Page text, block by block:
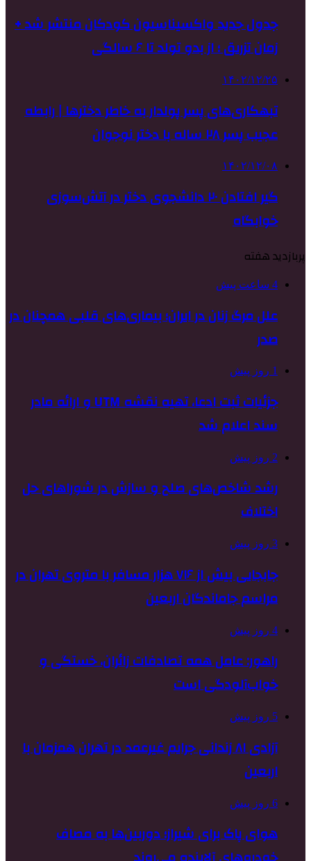
جدول جدید واکسیناسیون کودکان منتشر شد +
زمان تزریق ؛ از بدو تولد تا ۶ سالگی
۱۴۰۲/۱۲/۲۵
تبهکاری‌های پسر پولدار به خاطر دخترها | رابطه
عجیب پسر ۲۸ ساله با دختر نوجوان
۱۴۰۲/۱۲/۰۸
گیر افتادن ۲۰ دانشجوی دختر در آتش‌سوزی
خوابگاه
پربازدید هفته
4 ساعت پیش
علل مرگ زنان در ایران؛ بیماری‌های قلبی همچنان در
صدر
1 روز پیش
جزئیات ثبت ادعا، تهیه نقشه UTM و ارائه مادر
سند اعلام شد
2 روز پیش
رشد شاخص‌های صلح و سازش در شوراهای حل
اختلاف
3 روز پیش
جابجایی بیش از ۷۱۶ هزار مسافر با متروی تهران در
مراسم جاماندگان اربعین
4 روز پیش
راهور: عامل همه تصادفات زائران، خستگی و
خواب‌آلودگی است
5 روز پیش
آزادی ۸۱ زندانی جرایم غیرعمد در تهران همزمان با
اربعین
6 روز پیش
هوای پاک برای شیراز؛ دوربین‌ها به مصاف